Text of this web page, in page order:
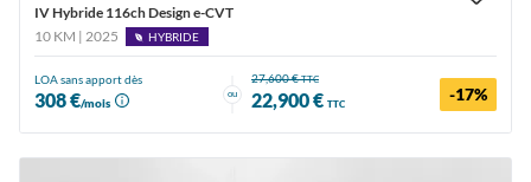
IV Hybride 116ch Design e-CVT
10 KM | 2025
HYBRIDE
LOA sans apport dès
308 €/mois
ou
27,600 €TTC
22,900 € TTC -17%